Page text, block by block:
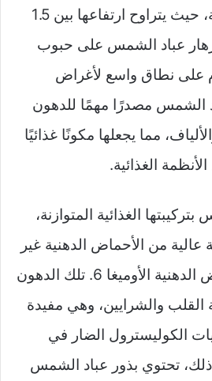
في المناخات المعتدلة، حيث يتراوح ارتفاعها بين 1.5
أزهار عباد الشمس على حبوب
على نطاق واسع لأغراض
الشمس مصدرًا مهمًا للدهون
مما يجعلها مكونًا غذائيًا
الغذائية.
الغذائية المتوازنة،
من الأحماض الدهنية غير
المشبعة، مثل الأحماض الدهنية الأوميغا 6. تلك الدهون
والشرايين، وهي مفيدة
الكوليسترول الضار في
تحتوي بذور عباد الشمس